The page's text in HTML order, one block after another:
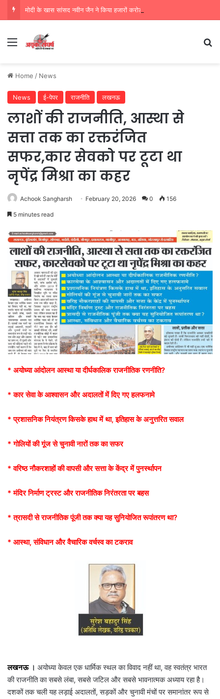
Menu
Home / News
News ई-पेपर राजनीति लखनऊ
लाशों की राजनीति, आस्था से
सत्ता तक का रक्तरंजित
सफर,कार सेवको पर टूटा था
नृपेंद्र मिश्रा का कहर
Achook Sangharsh February 20, 2026 0 156
5 minutes read
* अयोध्या आंदोलन आस्था या दीर्घकालिक राजनीतिक रणनीति?
* कार सेवा के आश्वासन और अदालतों में दिए गए हलफनामे
* प्रशासनिक नियंत्रण किसके हाथ में था, इतिहास के अनुत्तरित सवाल
* गोलियों की गूंज से चुनावी नारों तक का सफर
* वरिष्ठ नौकरशाहों की वापसी और सत्ता के केंद्र में पुनर्स्थापन
* मंदिर निर्माण ट्रस्ट और राजनीतिक निरंतरता पर बहस
* त्रासदी से राजनीतिक पूंजी तक क्या यह सुनियोजित रूपांतरण था?
* आस्था, संविधान और वैचारिक वर्चस्व का टकराव
लखनऊ। अयोध्या केवल एक धार्मिक स्थल का विवाद नहीं था, वह स्वतंत्र भारत
की राजनीति का सबसे लंबा, सबसे जटिल और सबसे भावनात्मक अध्याय रहा है।
दशकों तक चली यह लड़ाई अदालतों, सड़कों और चुनावी मंचों पर समानांतर रूप से